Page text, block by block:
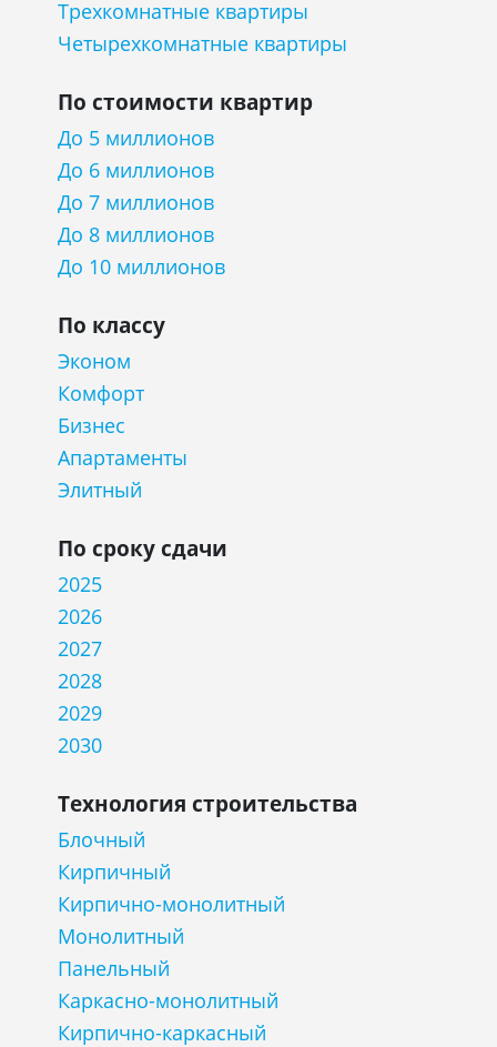
Трехкомнатные квартиры
Четырехкомнатные квартиры
По стоимости квартир
До 5 миллионов
До 6 миллионов
До 7 миллионов
До 8 миллионов
До 10 миллионов
По классу
Эконом
Комфорт
Бизнес
Апартаменты
Элитный
По сроку сдачи
2025
2026
2027
2028
2029
2030
Технология строительства
Блочный
Кирпичный
Кирпично-монолитный
Монолитный
Панельный
Каркасно-монолитный
Кирпично-каркасный